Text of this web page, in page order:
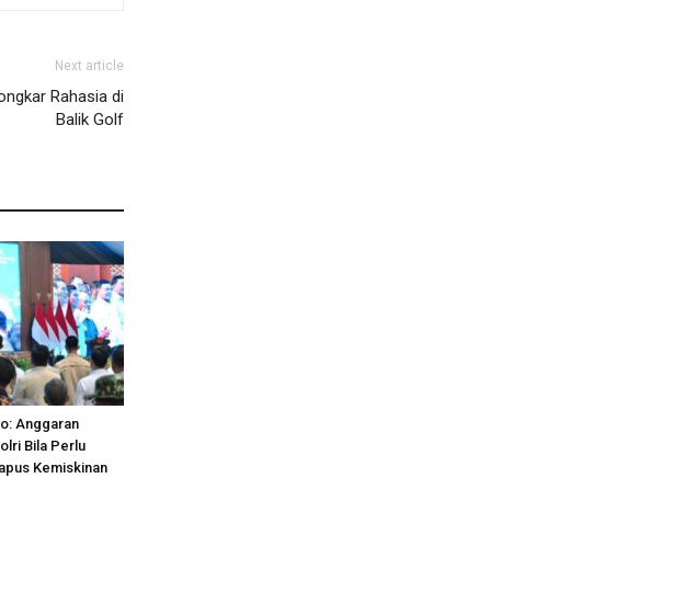
Next article
Rahasia di
Balik Golf
Anggaran
Bila Perlu
Kemiskinan